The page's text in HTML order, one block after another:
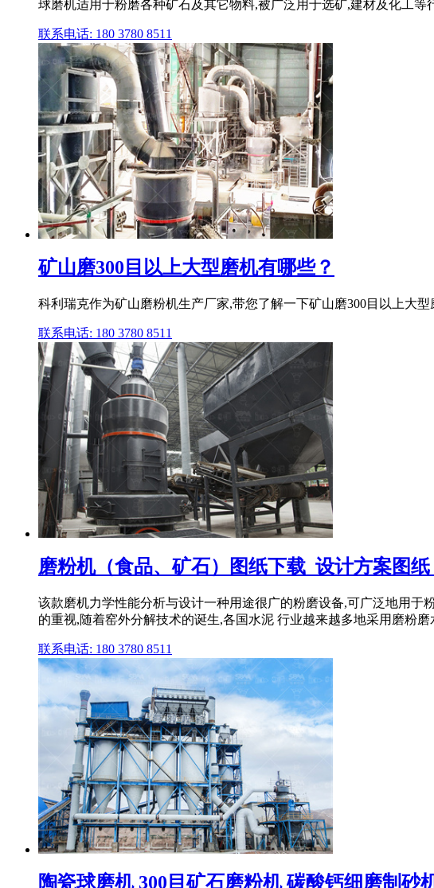
球磨机适用于粉磨各种矿石及其它物料,被广泛用于选矿,建材及化工
联系电话: 180 3780 8511
矿山磨300目以上大型磨机有哪些？
科利瑞克作为矿山磨粉机生产厂家,带您了解一下矿山磨300目以上大
联系电话: 180 3780 8511
磨粉机（食品、矿石）图纸下载_设计方案图纸
该款磨机力学性能分析与设计一种用途很广的粉磨设备,可广泛地用
的重视,随着窑外分解技术的诞生,各国水泥 行业越来越多地采用磨粉磨
联系电话: 180 3780 8511
陶瓷球磨机 300目矿石磨粉机 碳酸钙细磨制砂